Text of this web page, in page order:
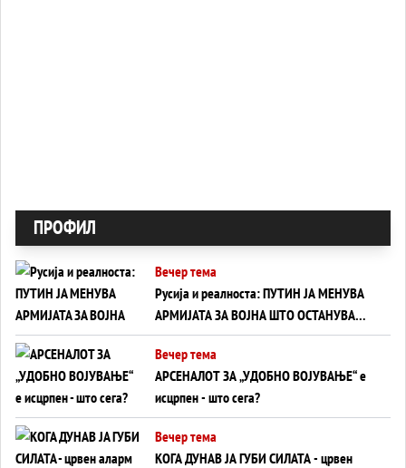
ПРОФИЛ
Вечер тема
Русија и реалноста: ПУТИН ЈА МЕНУВА
АРМИЈАТА ЗА ВОЈНА ШТО ОСТАНУВА
БЕЗ ФРОНТ
Вечер тема
АРСЕНАЛОТ ЗА „УДОБНО ВОЈУВАЊЕ“ е
исцрпен - што сега?
Вечер тема
КОГА ДУНАВ ЈА ГУБИ СИЛАТА - црвен